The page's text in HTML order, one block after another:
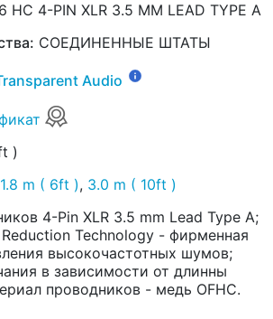
HC 4-PIN XLR 3.5 MM LEAD TYPE A
СОЕДИНЕННЫЕ ШТАТЫ
Audio
)
1.8 m ( 6ft ), 3.0 m ( 10ft )
4-Pin XLR 3.5 mm Lead Type A;
Technology - фирменная
высокочастотных шумов;
в зависимости от длинны
проводников - медь OFHC.